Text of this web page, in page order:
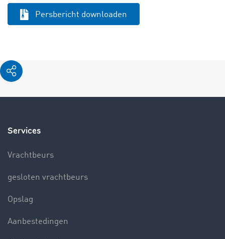
Persbericht downloaden
Services
Vrachtbeurs
gesloten vrachtbeurs
Opslag
Aanbestedingen